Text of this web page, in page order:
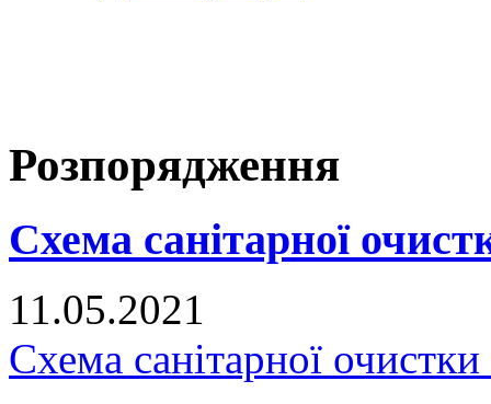
Розпорядження
Схема санітарної
11.05.2021
Схема санітарної